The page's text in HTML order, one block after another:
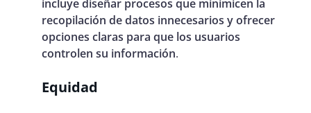
incluye diseñar procesos que minimicen la
recopilación de datos innecesarios y ofrecer
opciones claras para que los usuarios
controlen su información.
Equidad